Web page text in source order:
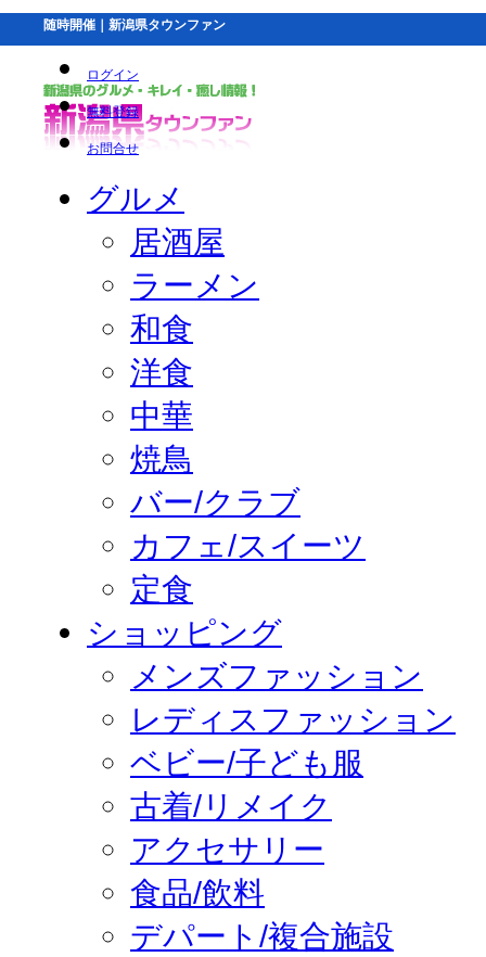
随時開催｜新潟県タウンファン
ログイン
無料登録
お問合せ
グルメ
居酒屋
ラーメン
和食
洋食
中華
焼鳥
バー/クラブ
カフェ/スイーツ
定食
ショッピング
メンズファッション
レディスファッション
ベビー/子ども服
古着/リメイク
アクセサリー
食品/飲料
デパート/複合施設